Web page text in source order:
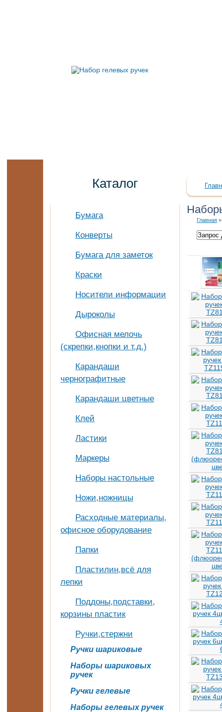
Каталог
Бумага
Конверты
Бумага для заметок
Краски
Носители информации
Дыроколы
Офисная мелочь
(скрепки,кнопки и т.д.)
Карандаши
чернографитные
Карандаши цветные
Клей
Ластики
Маркеры
Наборы настольные
Ножи,ножницы
Расходные материалы,
офисное оборудование
Папки
Пластилин,всё для
лепки
Поддоны,подставки,
корзины пластик
Ручки,стержни
Ручки шариковые
Наборы шариковых
ручек
Ручки гелевые
Наборы гелевых ручек
Главная